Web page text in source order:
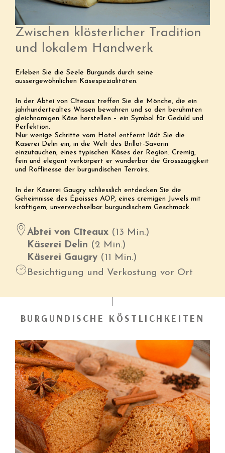
Zwischen klösterlicher Tradition
und lokalem Handwerk
Erleben Sie die Seele Burgunds durch seine
aussergewöhnlichen Käsespezialitäten.
In der Abtei von Cîteaux treffen Sie die Mönche, die ein
jahrhundertealtes Wissen bewahren und so den berühmten
gleichnamigen Käse herstellen – ein Symbol für Geduld und
Perfektion.
Nur wenige Schritte vom Hotel entfernt lädt Sie die
Käserei Delin ein, in die Welt des Brillat-Savarin
einzutauchen, eines typischen Käses der Region. Cremig,
fein und elegant verkörpert er wunderbar die Grosszügigkeit
und Raffinesse der burgundischen Terroirs.
In der Käserei Gaugry schliesslich entdecken Sie die
Geheimnisse des Époisses AOP, eines cremigen Juwels mit
kräftigem, unverwechselbar burgundischem Geschmack.
Abtei von Cîteaux(13 Min.)
Käserei Delin (2 Min.)
Käserei Gaugry(11 Min.)
Besichtigung und Verkostung vor Ort
BURGUNDISCHE KÖSTLICHKEITEN